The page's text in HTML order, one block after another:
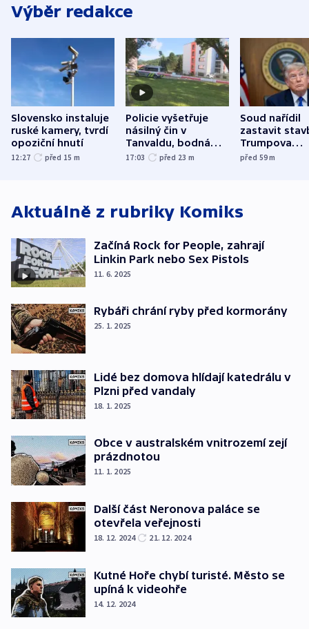
Výběr redakce
Slovensko instaluje
ruské kamery, tvrdí
opoziční hnutí
12:27 před 15 m
Policie vyšetřuje
násilný čin v
Tanvaldu, bodná
zranění při něm
17:03 před 23 m
Soud nařídil
zastavit
Trumpova
tanečního
před 59m
Aktuálně z rubriky Komiks
Začíná Rock for People, zahrají
Linkin Park nebo Sex Pistols
11. 6. 2025
Rybáři chrání ryby před kormorány
25. 1. 2025
Lidé bez domova hlídají katedrálu v
Plzni před vandaly
18. 1. 2025
Obce v australském vnitrozemí zejí
prázdnotou
11. 1. 2025
Další část Neronova paláce se
otevřela veřejnosti
18. 12. 2024 21. 12. 2024
Kutné Hoře chybí turisté. Město se
upíná k videohře
14. 12. 2024